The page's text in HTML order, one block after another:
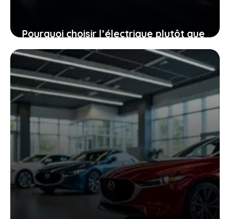
Pourquoi choisir l’électrique plutôt que
le diesel, même quand le mercure
chute à -40 °C
27 janvier 2026